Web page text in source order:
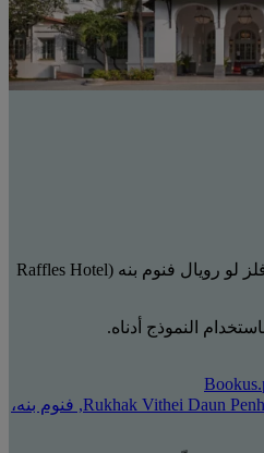
نشكرك على اهتمامك بفندق رافلز لو رويال فنوم بنه (Raffles Hotel
النموذج أدناه.
92 Rukhak Vithei Daun Penh, Sangkat Wat Phnom, فنوم بنه،